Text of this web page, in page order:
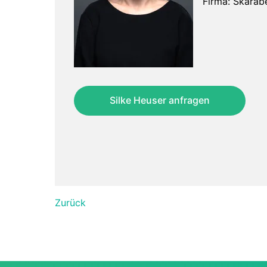
Silke Heuser anfragen
Zurück